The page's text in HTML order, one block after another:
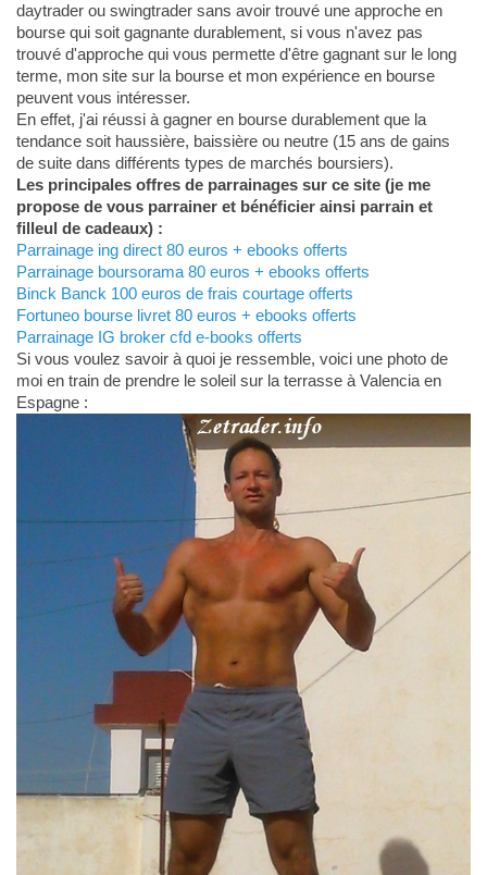
daytrader ou swingtrader sans avoir trouvé une approche en
bourse qui soit gagnante durablement, si vous n'avez pas
trouvé d'approche qui vous permette d'être gagnant sur le long
terme, mon site sur la bourse et mon expérience en bourse
peuvent vous intéresser.
En effet, j'ai réussi à gagner en bourse durablement que la
tendance soit haussière, baissière ou neutre (15 ans de gains
de suite dans différents types de marchés boursiers).
Les principales offres de parrainages sur ce site (je me
propose de vous parrainer et bénéficier ainsi parrain et
filleul de cadeaux) :
Parrainage ing direct 80 euros + ebooks offerts
Parrainage boursorama 80 euros + ebooks offerts
Binck Banck 100 euros de frais courtage offerts
Fortuneo bourse livret 80 euros + ebooks offerts
Parrainage IG broker cfd e-books offerts
Si vous voulez savoir à quoi je ressemble, voici une photo de
moi en train de prendre le soleil sur la terrasse à Valencia en
Espagne :